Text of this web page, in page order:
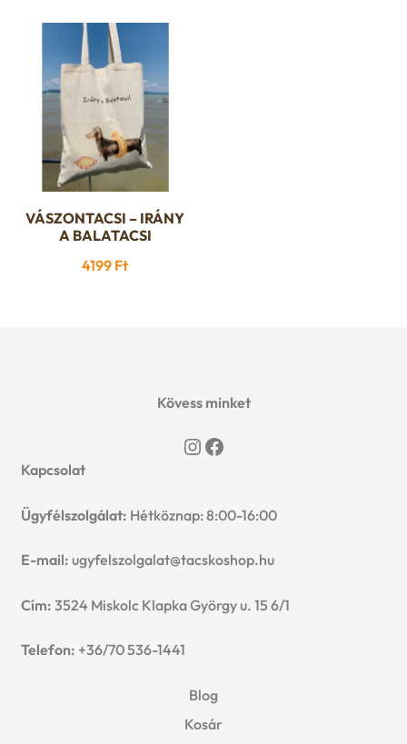
VÁSZONTACSI – IRÁNY
A BALATACSI
4199 Ft
Kövess minket
Instagram
Facebook
Kapcsolat
Ügyfélszolgálat: Hétköznap: 8:00-16:00
E-mail: ugyfelszolgalat@tacskoshop.hu
Cím: 3524 Miskolc Klapka György u. 15 6/1
Telefon: +36/70 536-1441
Blog
Kosár